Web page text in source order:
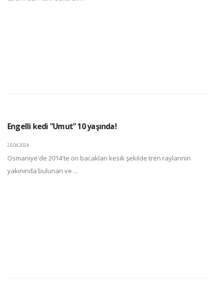
Engelli kedi "Umut" 10 yaşında!
25.04.2024
Osmaniye'de 2014'te ön bacakları kesik şekilde tren raylarının
yakınında bulunan ve ...